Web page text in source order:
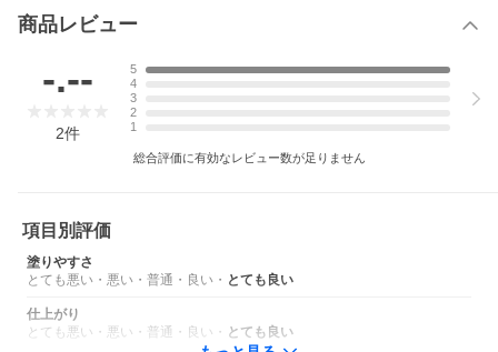
■ 区分
■ 製造国
関連キーワード
化粧品 コスメ デパコス ビューティー フレグランス 母の日 父の
日 イベント バレンタインデー バレンタインのお返し ホワイト
デーの贈り物 ホワイトデー ホワイトデーのお返し クリスマスギ
フト クリスマスプレゼント ハロウィン カップル 記念日 プレゼン
フ コンペ 賞品 送別会 入学祝い 卒業祝い 就職祝い ご褒美 出産 引
越し トラベル 新生活 お祝い お祝い返し お礼 引っ越し 挨拶回り
粗品 引っ越し祝い 内祝い 誕生日 記念日 結婚式 パーティー 二次
会 ディナー お出かけ 普段使い デート お見合い 旅行 商談前 通学
すめ 売れ筋 女性 男性 レディース メンズ ユニセックス 美容 友達
旅行 プチギフト 孫 オソロ お揃い 娘 女の子 ブランド 海外 並行輸
商品レビュー
-.--
2件
5
4
3
2
1
総合評価に有効なレビュー数が足りません
項目別評価
塗りやすさ
とても悪い ・ 悪い ・ 普通 ・ 良い ・ とても良い
仕上がり
とても悪い ・ 悪い ・ 普通 ・ 良い ・ とても良い